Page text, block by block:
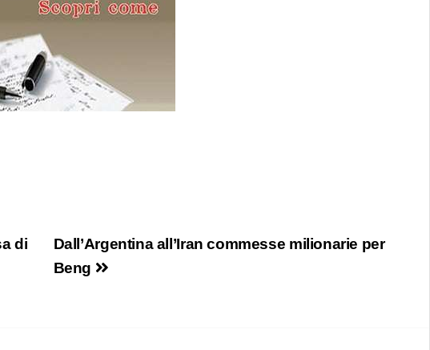
Dall’Argentina all’Iran commesse milionarie per
Beng
di